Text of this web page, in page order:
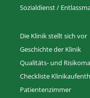
Sozialdienst /
Die Klinik stellt sich vor
Geschichte der Klinik
Qualitäts- und
Checkliste
Patientenzimmer